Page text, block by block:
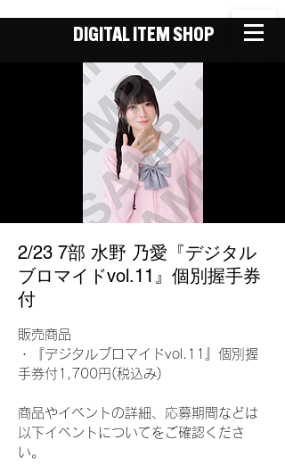
DIGITAL ITEM SHOP
2/23 7部 水野 乃愛『デジタル
ブロマイドvol.11』個別握手券
付
販売商品
・『デジタルブロマイドvol.11』個別握
手券付1,700円(税込み)
商品やイベントの詳細、応募期間などは
以下イベントについてをご確認くださ
い。